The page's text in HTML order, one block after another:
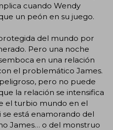
cuando Wendy
un peón en su juego.
del mundo por
Pero una noche
en una relación
el problemático James.
pero no puede
la relación se intensifica
el turbio mundo en el
se está enamorando del
James… o del monstruo